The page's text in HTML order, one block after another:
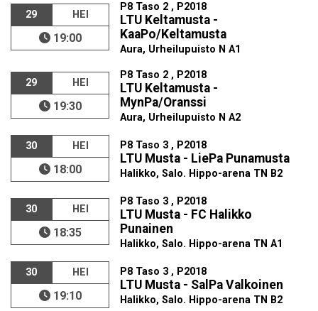
29 HEI
19:00
P8 Taso 2 , P2018
LTU Keltamusta -
KaaPo/Keltamusta
Aura, Urheilupuisto N A1
29 HEI
19:30
P8 Taso 2 , P2018
LTU Keltamusta -
MynPa/Oranssi
Aura, Urheilupuisto N A2
30 HEI
18:00
P8 Taso 3 , P2018
LTU Musta - LiePa Punamusta
Halikko, Salo. Hippo-arena TN B2
30 HEI
18:35
P8 Taso 3 , P2018
LTU Musta - FC Halikko
Punainen
Halikko, Salo. Hippo-arena TN A1
30 HEI
19:10
P8 Taso 3 , P2018
LTU Musta - SalPa Valkoinen
Halikko, Salo. Hippo-arena TN B2